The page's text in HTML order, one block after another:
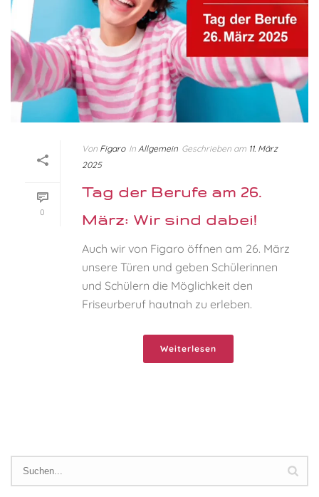
0
Von Figaro In Allgemein Geschrieben am 11. März
2025
Tag der Berufe am 26.
März: Wir sind dabei!
Auch wir von Figaro öffnen am 26. März
unsere Türen und geben Schülerinnen
und Schülern die Möglichkeit den
Friseurberuf hautnah zu erleben.
Weiterlesen